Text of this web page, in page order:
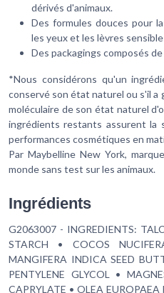
dérivés d'animaux.
Des formules douces pour
les yeux et les lèvres
Des packagings composés
*Nous considérons qu'un
conservé son état naturel ou s'il a
moléculaire de son état naturel
ingrédients restants assurent la
performances cosmétiques en
Par Maybelline New York,
monde sans test sur les animaux.
Ingrédients
G2063007 - INGREDIENTS:
STARCH • COCOS
MANGIFERA INDICA SEED
PENTYLENE GLYCOL •
CAPRYLATE • OLEA